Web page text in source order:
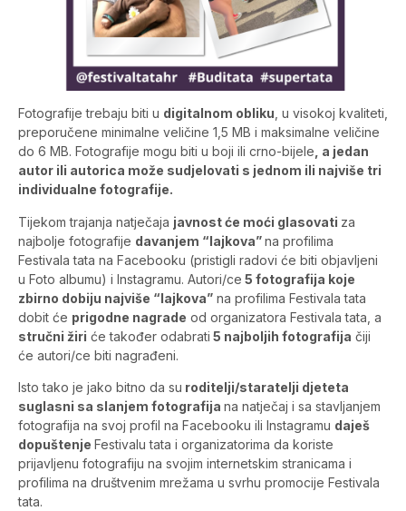
Fotografije trebaju biti u digitalnom obliku , u visokoj kvaliteti,
preporučene minimalne veličine 1,5 MB i maksimalne veličine
do 6 MB. Fotografije mogu biti u boji ili crno-bijele , a jedan
autor ili autorica može sudjelovati s jednom ili najviše tri
individualne fotografije.
Tijekom trajanja natječaja javnost će moći glasovati za
najbolje fotografije davanjem “lajkova”na profilima
Festivala tata na Facebooku (pristigli radovi će biti objavljeni
u Foto albumu) i Instagramu. Autori/ce 5 fotografija koje
zbirno dobiju najviše “lajkova” na profilima Festivala tata
dobit će prigodne nagrade od organizatora Festivala tata, a
stručni žiri će također odabrati 5 najboljih fotografija čiji
će autori/ce biti nagrađeni.
Isto tako je jako bitno da su roditelji/staratelji djeteta
suglasni sa slanjem fotografija na natječaj i sa stavljanjem
fotografija na svoj profil na Facebooku ili Instagramu daješ
dopuštenje Festivalu tata i organizatorima da koriste
prijavljenu fotografiju na svojim internetskim stranicama i
profilima na društvenim mrežama u svrhu promocije Festivala
tata.